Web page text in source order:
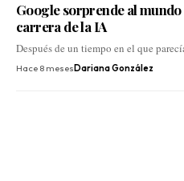
Google sorprende al
carrera de la IA
Después de un tiempo en el que
Hace 8 meses Dariana González